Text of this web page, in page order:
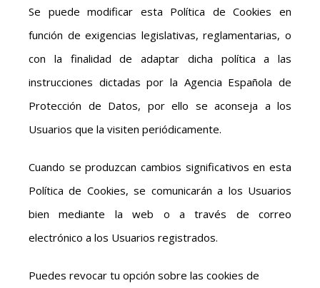
Se puede modificar esta Política de Cookies en
función de exigencias legislativas, reglamentarias, o
con la finalidad de adaptar dicha política a las
instrucciones dictadas por la Agencia Española de
Protección de Datos, por ello se aconseja a los
Usuarios que la visiten periódicamente.
Cuando se produzcan cambios significativos en esta
Política de Cookies, se comunicarán a los Usuarios
bien mediante la web o a través de correo
electrónico a los Usuarios registrados.
Puedes revocar tu opción sobre las cookies de